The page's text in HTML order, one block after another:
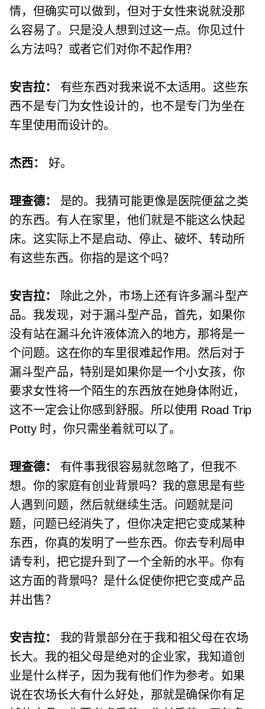
情，但确实可以做到，但对于女性来说就没那
么容易了。只是没人想到过这一点。你见过什
么方法吗？或者它们对你不起作用？
安吉拉：
有些东西对我来说不太适用。这些东
西不是专门为女性设计的，也不是专门为坐在
车里使用而设计的。
杰西： 好。
理查德：
是的。我猜可能更像是医院便盆之类
的东西。有人在家里，他们就是不能这么快起
床。这实际上不是启动、停止、破坏、转动所
有这些东西。你指的是这个吗？
安吉拉：
除此之外，市场上还有许多漏斗型产
品。我发现，对于漏斗型产品，首先，如果你
没有站在漏斗允许液体流入的地方，那将是一
个问题。这在你的车里很难起作用。然后对于
漏斗型产品，特别是如果你是一个小女孩，你
要求女性将一个陌生的东西放在她身体附近，
这不一定会让你感到舒服。所以使用 Road Trip
Potty 时，你只需坐着就可以了。
理查德：
有件事我很容易就忽略了，但我不
想。你的家庭有创业背景吗？我的意思是有些
人遇到问题，然后就继续生活。问题就是问
题，问题已经消失了，但你决定把它变成某种
东西，你真的发明了一些东西。你去专利局申
请专利，把它提升到了一个全新的水平。你有
这方面的背景吗？是什么促使你把它变成产品
并出售？
安吉拉：
我的背景部分在于我和祖父母在农场
长大。我的祖父母是绝对的企业家，我知道创
业是什么样子，因为我有他们作为参考。如果
说在农场长大有什么好处，那就是确保你有足